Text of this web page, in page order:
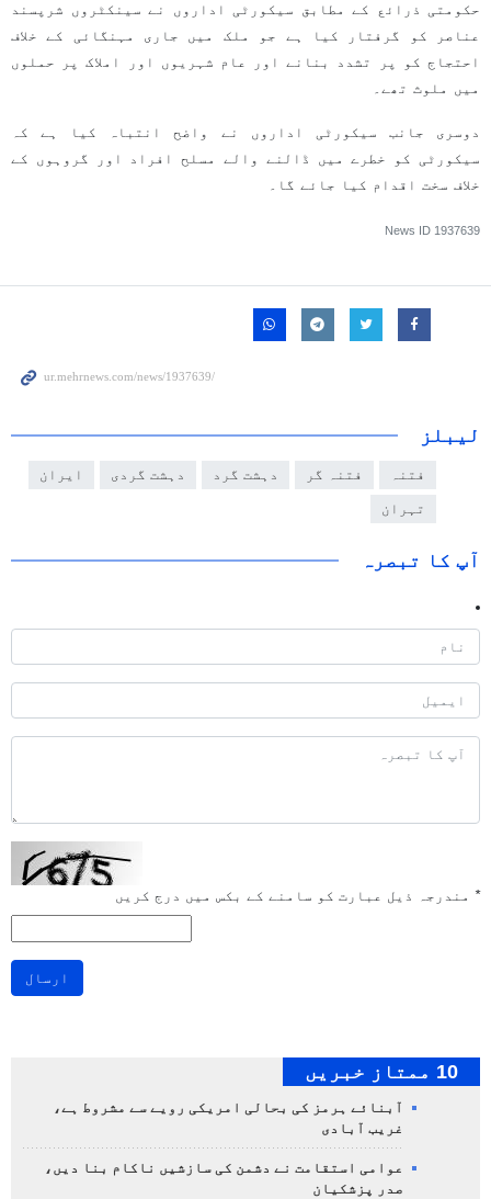
حکومتی ذرائع کے مطابق سیکورٹی اداروں نے سینکٹروں شرپسند
عناصر کو گرفتار کیا ہے جو ملک میں جاری مہنگائی کے خلاف
احتجاج کو پر تشدد بنانے اور عام شہریوں اور املاک پر حملوں
میں ملوث تھے۔
دوسری جانب سیکورٹی اداروں نے واضح انتباہ کیا ہے کہ
سیکورٹی کو خطرے میں ڈالنے والے مسلح افراد اور گروہوں کے
خلاف سخت اقدام کیا جائے گا۔
News ID 1937639
لیبلز
فتنہ فتنہ گر دہشت گرد دہشت گردی ایران
تہران
آپ کا تبصرہ
* مندرجہ ذیل عبارت کو سامنے کے بکس میں درج کریں
ارسال
10 ممتاز خبریں
آبنائے ہرمز کی بحالی امریکی رویے سے مشروط ہے،
غریب آبادی
عوامی استقامت نے دشمن کی سازشیں ناکام بنا دیں،
صدر پزشکیان